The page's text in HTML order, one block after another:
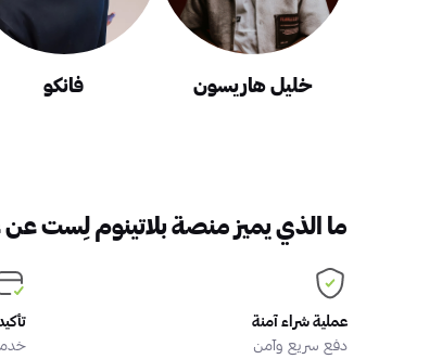
خليل هاريسون فانكو
ما الذي يميز منصة بلاتينوم لِست عن
عملية شراء آمنة
دفع سريع وآمن